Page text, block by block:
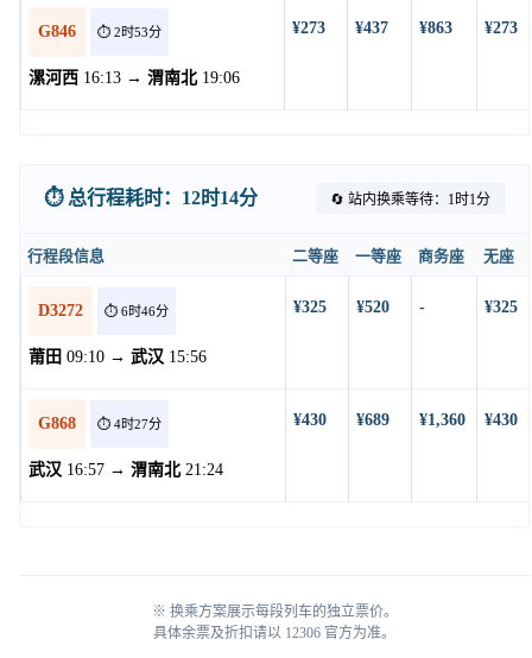
G846 ⏱️ 2时53分
漯河西 16:13 → 渭南北19:06
¥273 ¥437 ¥863 ¥273
⏱️ 总行程耗时：12时14分 🔄 站内换乘等待：1时1分
行程段信息 二等座 一等座 商务座 无座
D3272 ⏱️ 6时46分
莆田 09:10 → 武汉 15:56
¥325 ¥520 - ¥325
G868 ⏱️ 4时27分
武汉 16:57 → 渭南北21:24
¥430 ¥689 ¥1,360 ¥430
※ 换乘方案展示每段列车的独立票价。
具体余票及折扣请以 12306 官方为准。